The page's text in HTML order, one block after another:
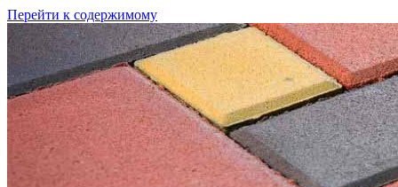
Перейти к содержимому